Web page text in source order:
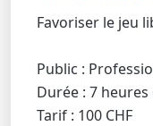
Favoriser le jeu
Public :
Durée : 7 heures
Tarif : 100 CHF